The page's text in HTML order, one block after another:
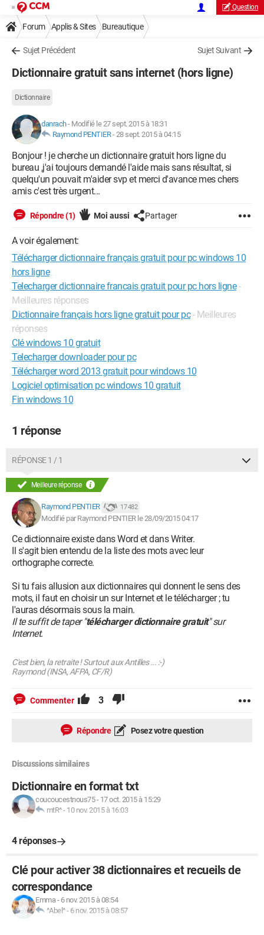
Question
Forum Applis & Sites Bureautique
Sujet Précédent Sujet Suivant
Dictionnaire gratuit sans internet (hors ligne)
Dictionnaire
danrach- Modifié le 27 sept. 2015 à 18:31
Raymond PENTIER-28 sept. 2015 à 04:15
Bonjour ! je cherche un dictionnaire gratuit hors ligne du
bureau ,j'ai toujours demandé l'aide mais sans résultat, si
quelqu'un pouvait m'aider svp et merci d'avance mes chers
amis c'est très urgent...
Répondre (1) Moi aussi Partager
A voir également:
Télécharger dictionnaire français gratuit pour pc windows 10
hors ligne
Telecharger dictionnaire francais gratuit pour pc hors ligne -
Meilleures réponses
Dictionnaire français hors ligne gratuit pour pc - Meilleures
réponses
Clé windows 10 gratuit
Telecharger downloader pour pc
Télécharger word 2013 gratuit pour windows 10
Logiciel optimisation pc windows 10 gratuit
Fin windows 10
1 réponse
RÉPONSE 1 / 1
Meilleure réponse
Raymond PENTIER 17 482
Modifié par Raymond PENTIER le 28/09/2015 04:17
Ce dictionnaire existe dans Word et dans Writer.
Il s'agit bien entendu de la liste des mots avec leur
orthographe correcte.
Si tu fais allusion aux dictionnaires qui donnent le sens des
mots, il faut en choisir un sur Internet et le télécharger ; tu
l'auras désormais sous la main.
Il te suffit de taper "télécharger dictionnaire gratuit" sur
Internet.
C'est bien, la retraite ! Surtout aux Antilles ... :-)
Raymond (INSA, AFPA, CF/R)
Commenter 3
Répondre Posez votre question
Discussions similaires
Dictionnaire en format txt
coucoucestnous75- 17 oct. 2015 à 15:29
mtR^- 10 nov. 2015 à 16:03
4 réponses
Clé pour activer 38 dictionnaires et recueils de
correspondance
Emma- 6 nov. 2015 à 08:54
^Abel^- 6 nov. 2015 à 08:57